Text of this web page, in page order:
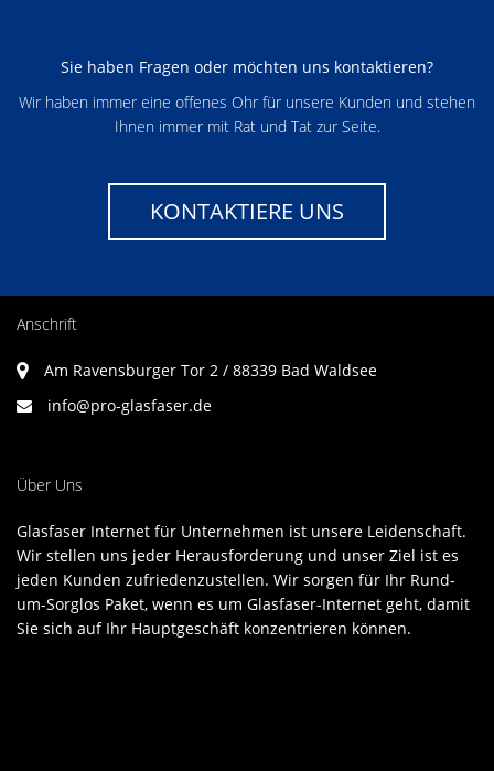
Sie haben Fragen oder möchten uns kontaktieren?
Wir haben immer eine offenes Ohr für unsere Kunden und stehen
Ihnen immer mit Rat und Tat zur Seite.
KONTAKTIERE UNS
Anschrift
Am Ravensburger Tor 2 / 88339 Bad Waldsee
info@pro-glasfaser.de
Über Uns
Glasfaser Internet für Unternehmen ist unsere Leidenschaft.
Wir stellen uns jeder Herausforderung und unser Ziel ist es
jeden Kunden zufriedenzustellen. Wir sorgen für Ihr Rund-
um-Sorglos Paket, wenn es um Glasfaser-Internet geht, damit
Sie sich auf Ihr Hauptgeschäft konzentrieren können.